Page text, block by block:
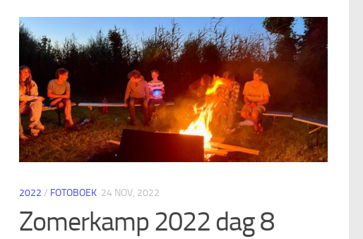
2022 / FOTOBOEK 24 NOV, 2022
Zomerkamp 2022 dag 8